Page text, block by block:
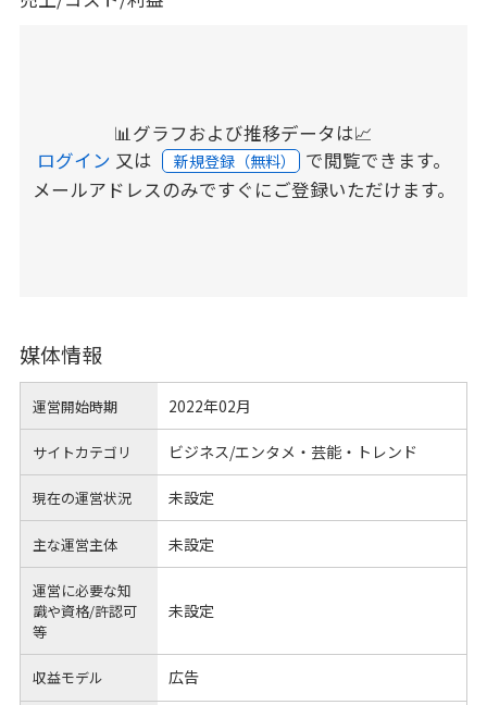
📊グラフおよび推移データは📈
ログイン 又は 新規登録（無料） で閲覧できます。
メールアドレスのみですぐにご登録いただけます。
媒体情報
運営開始時期 2022年02月
サイトカテゴリ ビジネス/エンタメ・芸能・トレンド
現在の運営状況 未設定
主な運営主体 未設定
運営に必要な知
識や資格/許認可
等
未設定
収益モデル 広告